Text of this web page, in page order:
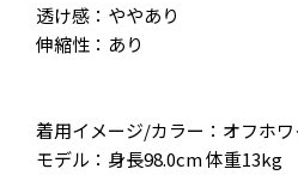
透け感：ややあり
伸縮性：あり
着用イメージ/カラー：オフホワ
モデル：身長98.0cm 体重13kg